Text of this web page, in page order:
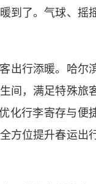
到了。气球、摇
出行添暖。哈尔
间，满足特殊旅
化行李寄存与便
方位提升春运出